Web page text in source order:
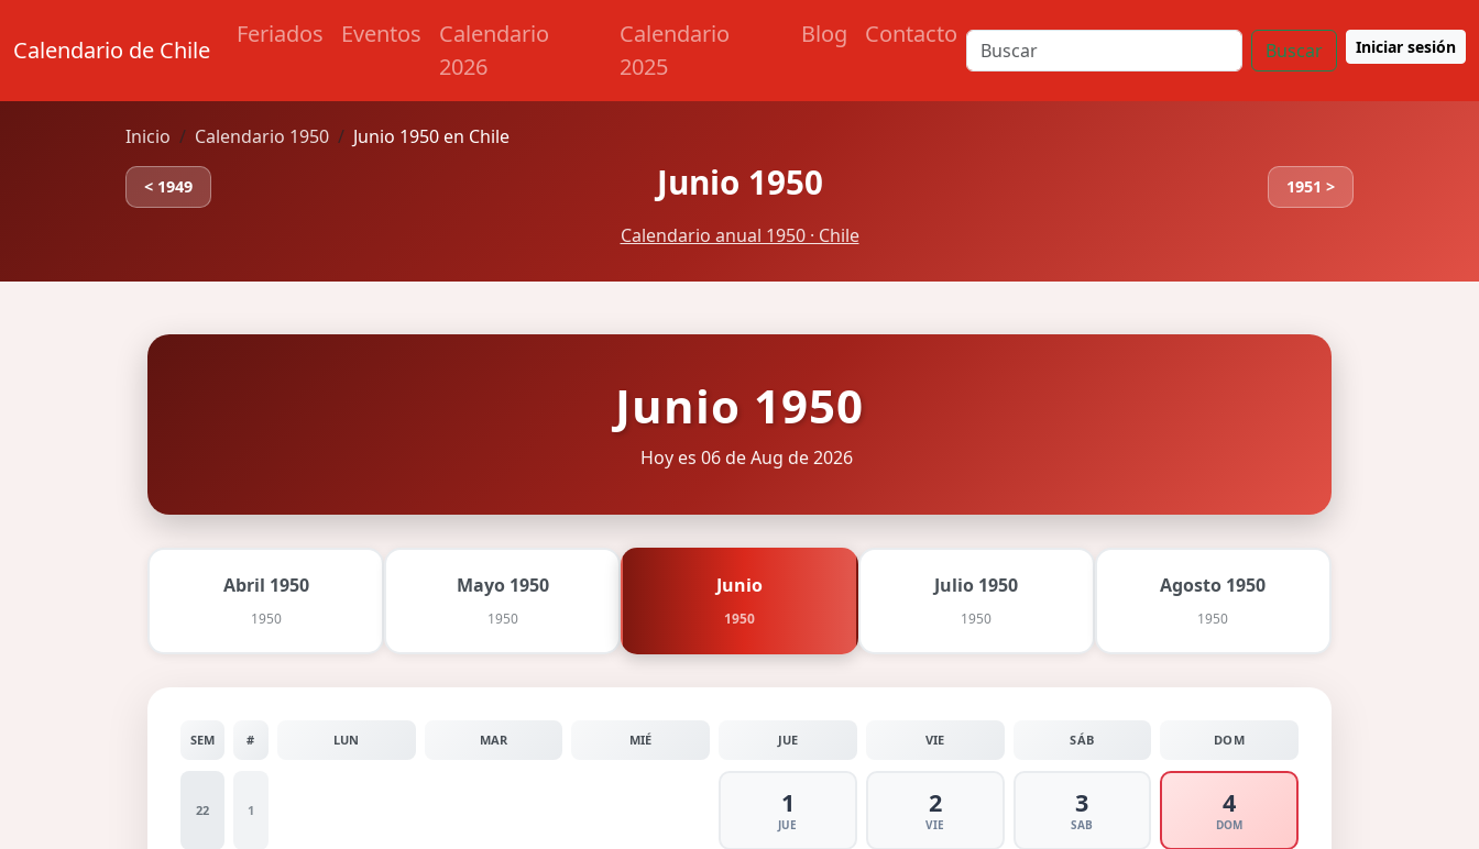
Calendario de Chile
Feriados Eventos
Calendario
2026
Calendario
2025
Blog Contacto
Buscar Iniciar sesión
Inicio Calendario 1950 Junio 1950 en Chile
< 1949 Junio 1950 1951 >
Calendario anual 1950 · Chile
Junio 1950
Hoy es 06 de Aug de 2026
Abril 1950
1950
Mayo 1950
1950
Junio
1950
Julio 1950
1950
Agosto 1950
1950
SEM # LUN MAR MIÉ JUE VIE SÁB DOM
22 1 1
JUE
2
VIE
3
SAB
4
DOM